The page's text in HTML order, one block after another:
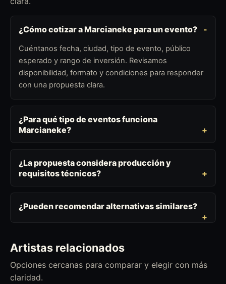
¿Cómo cotizar a Marcianeke para un evento?
Cuéntanos fecha, ciudad, tipo de evento, público
esperado y rango de inversión. Revisamos
disponibilidad, formato y condiciones para responder
con una propuesta clara.
¿Para qué tipo de eventos funciona
Marcianeke?
¿La propuesta considera producción y
requisitos técnicos?
¿Pueden recomendar alternativas similares?
Artistas relacionados
Opciones cercanas para comparar y elegir con más
claridad.